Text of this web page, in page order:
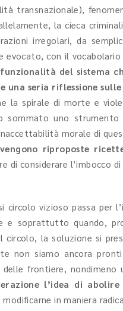
transnazionale),
la cieca
irregolari, da
evocato, con il
del sistema
una seria riflessione
la spirale di morte e
uno
morale di
riproposte
di considerare l’imbocco
circolo vizioso passa per
e soprattutto quando,
circolo, la soluzione si
non siamo ancora
frontiere,
l’idea di
in maniera